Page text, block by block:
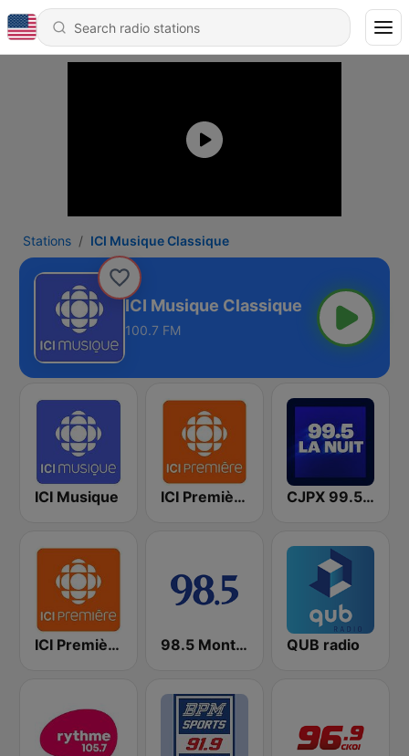
Stations ICI Musique Classique
ICI Musique Classique
100.7 FM
ICI Musique ICI Première Montréal CJPX 99.5 MTL
ICI Première Québec 98.5 Montréal QUB radio